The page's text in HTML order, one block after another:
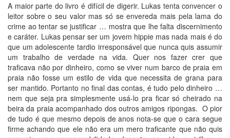
A maior parte do livro é difícil de digerir. Lukas tenta convencer o
leitor sobre o seu valor mas só se envereda mais pela lama do
crime ao tentar se justificar … mostra que lhe falta discernimento
e caráter. Lukas pensar ser um jovem hippie mas nada mais é do
que um adolescente tardio irresponsável que nunca quis assumir
um trabalho de verdade na vida. Quer nos fazer crer que
traficava não por dinheiro, como se viver num barco de praia em
praia não fosse um estilo de vida que necessita de grana para
ser mantido. Portanto no final das contas, é tudo pelo dinheiro …
nem que seja pra simplesmente usá-lo pra ficar só cheirado na
beira da praia acompanhado dos outros amigos ripongas. O pior
de tudo é que mesmo depois de anos nota-se que o cara segue
firme achando que ele não era um mero traficante que não quis